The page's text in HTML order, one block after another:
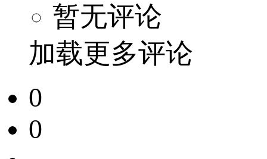
暂无评论
加载更多评论
0
0